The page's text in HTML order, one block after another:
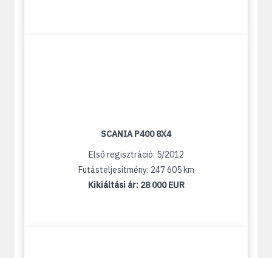
SCANIA P400 8X4
Első regisztráció: 5/2012
Futásteljesítmény: 247 605 km
Kikiáltási ár: 28 000 EUR